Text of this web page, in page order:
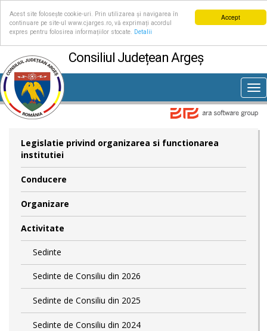
Accept
Acest site folosește cookie-uri. Prin utilizarea și navigarea în
continuare pe site-ul www.cjarges.ro, vă exprimați acordul
expres pentru folosirea informațiilor stocate.
Detalii
Consiliul Județean Argeș
Legislatie privind organizarea si functionarea
institutiei
Conducere
Organizare
Activitate
Sedinte
Sedinte de Consiliu din 2026
Sedinte de Consiliu din 2025
Sedinte de Consiliu din 2024